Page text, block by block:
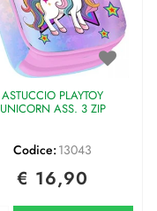
ASTUCCIO PLAYTOY
UNICORN ASS. 3 ZIP
Codice: 13043
€ 16,90